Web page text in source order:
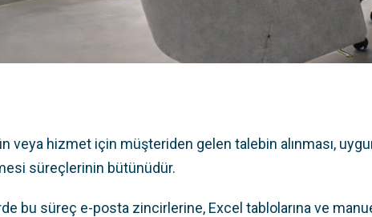
veya hizmet için müşteriden gelen talebin alınması,
süreçlerinin bütünüdür.
bu süreç e-posta zincirlerine, Excel tablolarına ve